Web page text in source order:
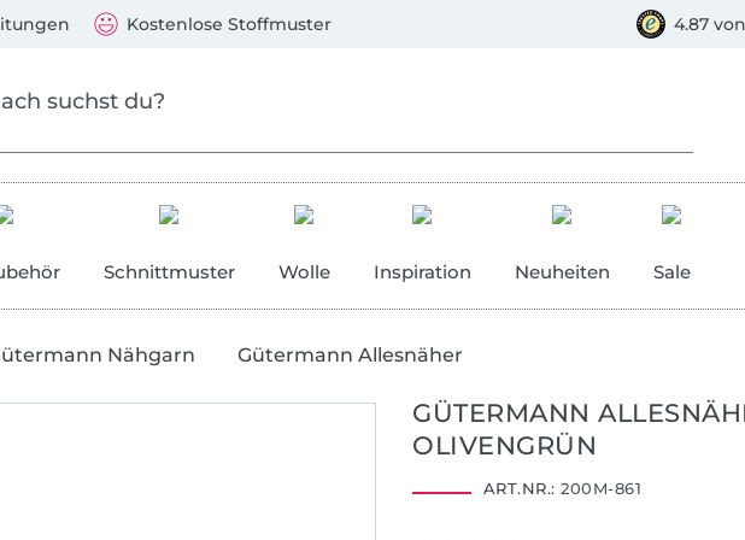
Kostenlose Stoffmuster 4.87
Schnittmuster Wolle Inspiration Neuheiten Sale
Nähgarn Gütermann Allesnäher
GÜTERMANN
OLIVENGRÜN
ART.NR.: 200M-861
Mastercard, PayPal, Giropay, Kauf auf Rechnung, Vorkasse